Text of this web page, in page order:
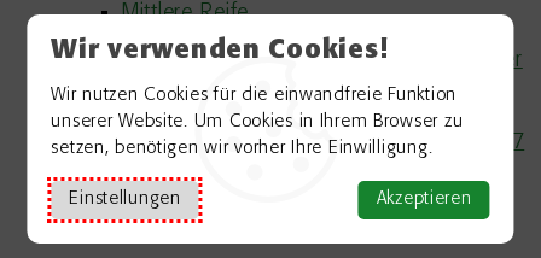
Wir verwenden Cookies!
Wir nutzen Cookies für die einwandfreie Funktion
unserer Website. Um Cookies in Ihrem Browser zu
setzen, benötigen wir vorher Ihre Einwilligung.
Einstellungen Akzeptieren
Mittlere Reife
Erziehungs- und Ordnungsmaßnahmen in der
Schule 5000977
Familien- und Geschlechtserziehung 5000107
Finanzielle Hilfen und sonstige Angebote
5000568